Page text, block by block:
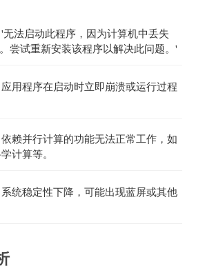
'无法启动此程序，因为计算机中丢失
尝试重新安装该程序以解决此问题。'
应用程序在启动时立即崩溃或运行过程
依赖并行计算的功能无法正常工作，如
计算等。
系统稳定性下降，可能出现蓝屏或其他